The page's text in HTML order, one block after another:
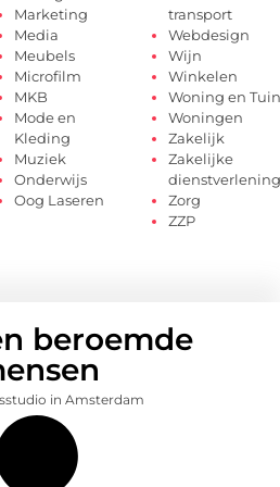
Marketing
Media
Meubels
Microfilm
MKB
Mode en
Kleding
Muziek
Onderwijs
Oog Laseren
transport
Webdesign
Wijn
Winkelen
Woning en Tuin
Woningen
Zakelijk
Zakelijke
dienstverlening
Zorg
ZZP
beroemde
in Amsterdam